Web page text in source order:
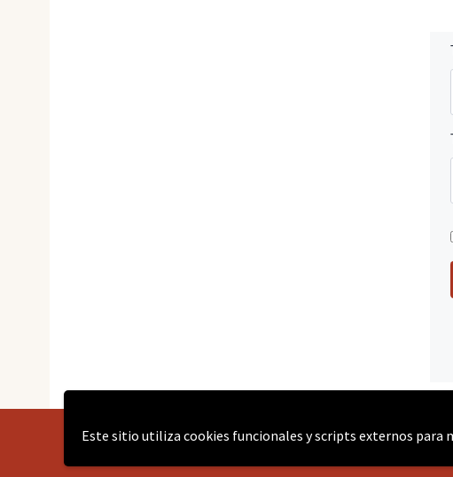
Este sitio utiliza cookies funcionales y scripts externos para